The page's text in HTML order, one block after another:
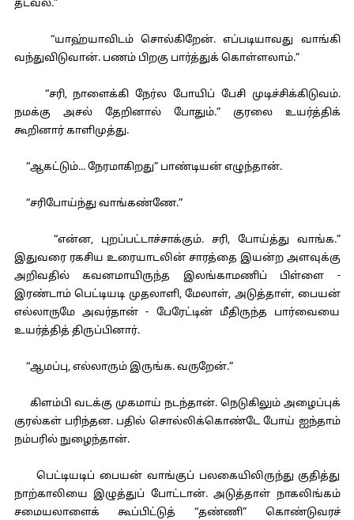
தடவல்.”
“யாஹ்யாவிடம் சொல்கிறேன். எப்படியாவது வாங்கி
வந்துவிடுவான். பணம் பிறகு பார்த்துக் கொள்ளலாம்.”
“சரி, நாளைக்கி நேர்ல போயிப் பேசி முடிச்சிக்கிடுவம்.
நமக்கு அசல் தேறினால் போதும்.” குரலை உயர்த்திக்
கூறினார் காளிமுத்து.
“ஆகட்டும்... நேரமாகிறது” பாண்டியன் எழுந்தான்.
“சரிபோய்ந்து வாங்கண்ணே.”
“என்ன, புறப்பட்டாச்சாக்கும். சரி, போய்த்து வாங்க.”
இதுவரை ரகசிய உரையாடலின் சாரத்தை இயன்ற அளவுக்கு
அறிவதில் கவனமாயிருந்த இலங்காமணிப் பிள்ளை -
இரண்டாம் பெட்டியடி முதலாளி, மேலாள், அடுத்தாள், பையன்
எல்லாருமே அவர்தான் - பேரேட்டின் மீதிருந்த பார்வையை
உயர்த்தித் திருப்பினார்.
“ஆமப்பு, எல்லாரும் இருங்க. வருறேன்.”
கிளம்பி வடக்கு முகமாய் நடந்தான். நெடுகிலும் அழைப்புக்
குரல்கள் பரிந்தன. பதில் சொல்லிக்கொண்டே போய் ஐந்தாம்
நம்பரில் நுழைந்தான்.
பெட்டியடிப் பையன் வாங்குப் பலகையிலிருந்து குதித்து
நாற்காலியை இழுத்துப் போட்டான். அடுத்தாள் நாகலிங்கம்
சமையலாளைக் கூப்பிட்டுத் “தண்ணி” கொண்டுவரச்